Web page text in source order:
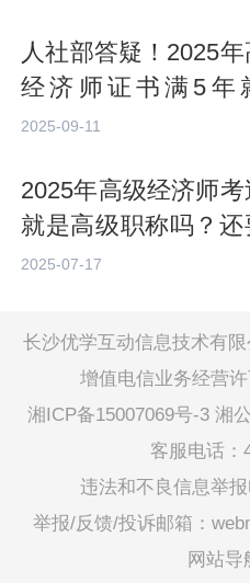
人社部答疑！2025年
经济师证书满5年
期？白考了吗？
2025-09-11
2025年高级经济师考
就是高级职称吗？还
审！
2025-07-17
长沙优学互动信息技术有
增值电信业务经营
湘ICP备15007069号-3 湘
客服电话：
违法和不良信息举
举报/反馈/投诉邮箱：
网站导